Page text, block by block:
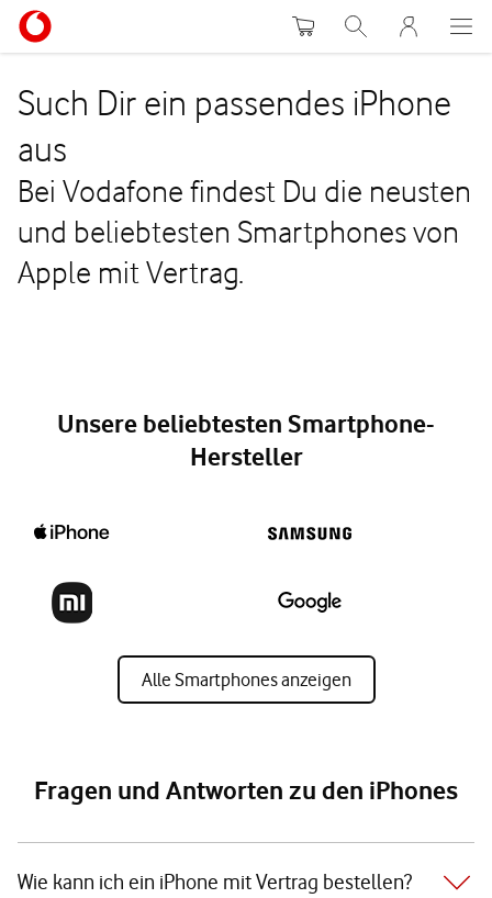
WarenkorbSuche MeinVodafone
Such Dir ein passendes iPhone
aus
Bei Vodafone findest Du die neusten
und beliebtesten Smartphones von
Apple mit Vertrag.
Unsere beliebtesten Smartphone-
Hersteller
Alle Smartphones anzeigen
Fragen und Antworten zu den iPhones
Wie kann ich ein iPhone mit Vertrag bestellen?